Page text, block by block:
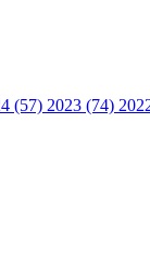
(57) 2023 (74)